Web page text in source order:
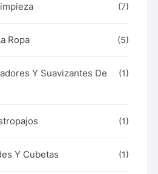
(7)
Ropa (5)
Y Suavizantes De
(1)
(1)
Y Cubetas (1)